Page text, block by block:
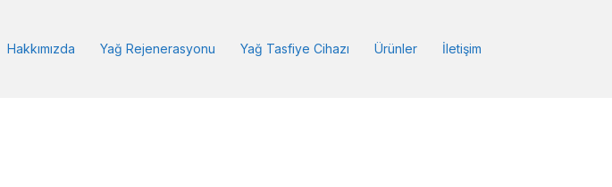
Hakkımızda Yağ Rejenerasyonu Yağ Tasfiye Cihazı Ürünler İletişim